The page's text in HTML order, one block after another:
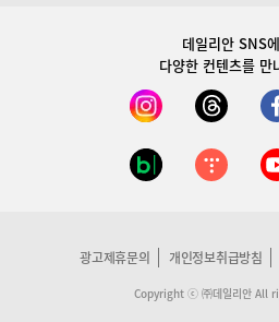
데일리안 SNS
다양한 컨텐츠를 만
광고제휴문의 개인정보취급방침
Copyright ⓒ ㈜데일리안 All